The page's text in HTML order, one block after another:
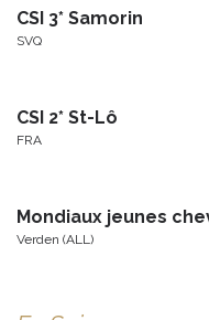
CSI 3* Samorin
SVQ
CSI 2* St-Lô
FRA
Mondiaux jeunes
Verden (ALL)